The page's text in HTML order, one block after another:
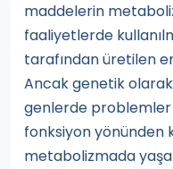
maddelerin
faaliyetlerde
tarafından üretilen
Ancak genetik
genlerde
fonksiyon yönünden
metabolizmada